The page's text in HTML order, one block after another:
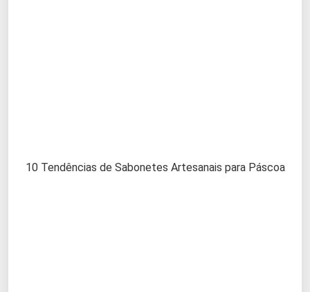
10 Tendências de Sabonetes Artesanais para Páscoa